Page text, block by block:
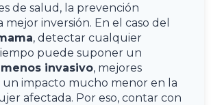
de salud, la prevención
mejor inversión. En el caso del
, detectar cualquier
puede suponer un
menos invasivo, mejores
un impacto mucho menor en la
afectada. Por eso, contar con